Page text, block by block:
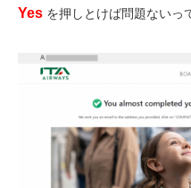
Yes を押しとけば問題ないっ